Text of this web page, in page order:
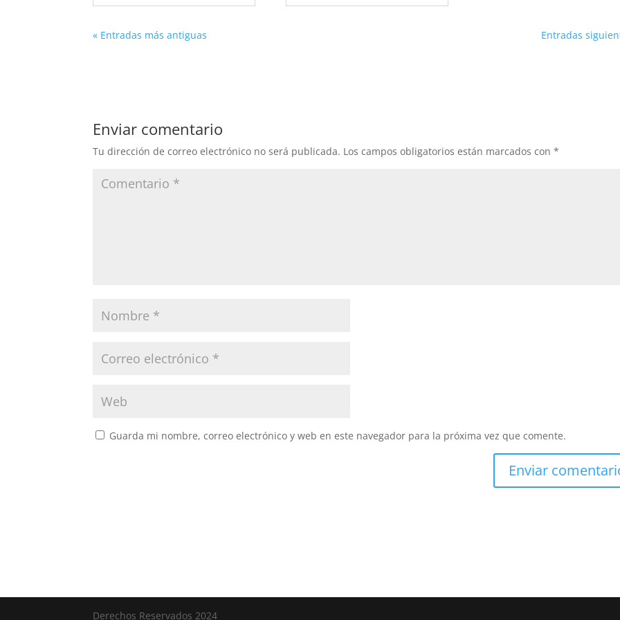
« Entradas más antiguas Entradas
Enviar comentario
Tu dirección de correo electrónico no será publicada. Los campos obligatorios están marcados con*
Guarda mi nombre, correo electrónico y web en este navegador para la próxima vez que comente.
Derechos Reservados 2024